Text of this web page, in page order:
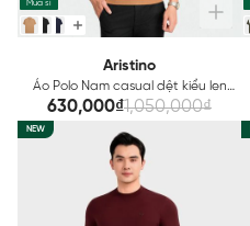
Mua sỉ
Aristino
Áo Polo Nam casual dệt kiểu len
Aristino APSU020Z
630,000₫1,050,000₫
NEW